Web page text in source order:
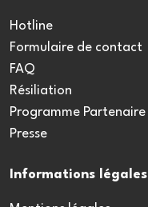
Hotline
Formulaire de contact
FAQ
Résiliation
Programme Partenaire
Presse
Informations légales